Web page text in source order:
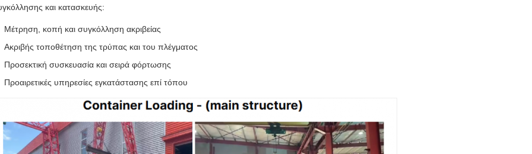
και κατασκευής:
Μέτρηση, κοπή και συγκόλληση ακριβείας
Ακριβής τοποθέτηση της τρύπας και του πλέγματος
Προσεκτική συσκευασία και σειρά φόρτωσης
Προαιρετικές υπηρεσίες εγκατάστασης επί τόπου